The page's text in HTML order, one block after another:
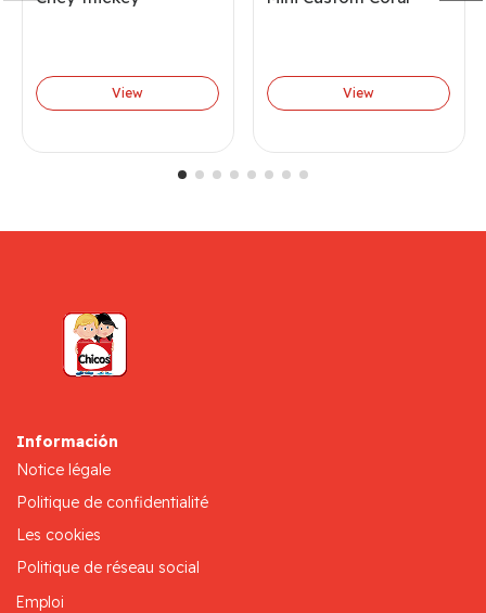
View View
Información
Notice légale
Politique de confidentialité
Les cookies
Politique de réseau social
Emploi